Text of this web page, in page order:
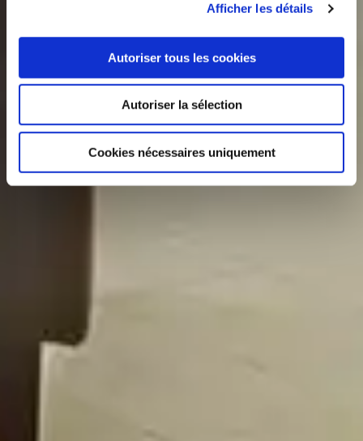
Afficher les détails
Autoriser tous les cookies
Autoriser la sélection
Cookies nécessaires uniquement